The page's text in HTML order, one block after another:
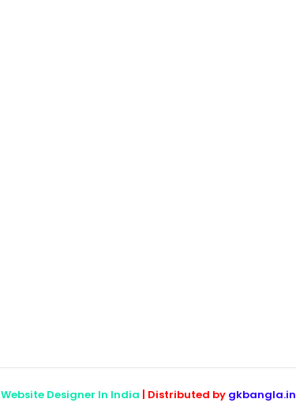
Website Designer In India | Distributed by gkbangla.in